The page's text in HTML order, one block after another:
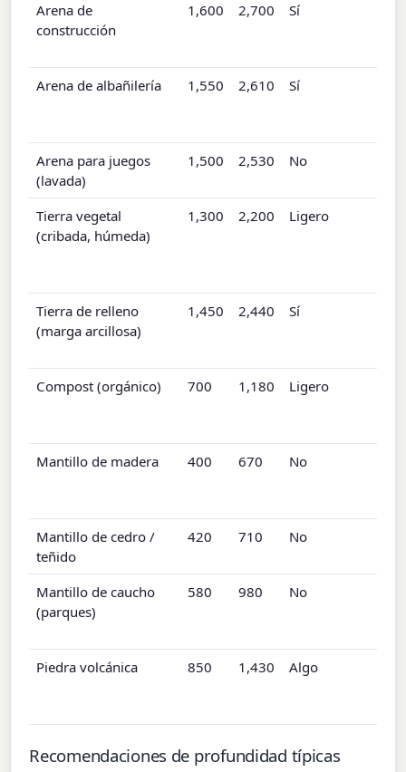
Arena de
construcción
1,600 2,700 Sí
Arena de albañilería 1,550 2,610 Sí
Arena para juegos
(lavada)
1,500 2,530 No
Tierra vegetal
(cribada, húmeda)
1,300 2,200 Ligero
Tierra de relleno
(marga arcillosa)
1,450 2,440 Sí
Compost (orgánico) 700 1,180 Ligero
Mantillo de madera 400 670 No
Mantillo de cedro /
teñido
420 710 No
Mantillo de caucho
(parques)
580 980 No
Piedra volcánica 850 1,430 Algo
Recomendaciones de profundidad típicas